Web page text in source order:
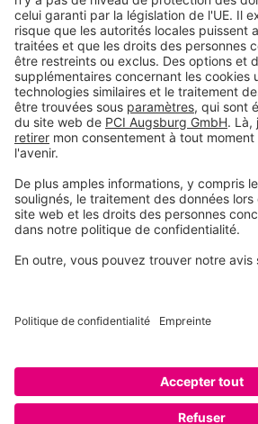
Produits
Toolbox
À propos de nous
Contact
Paramètres de confidentialité